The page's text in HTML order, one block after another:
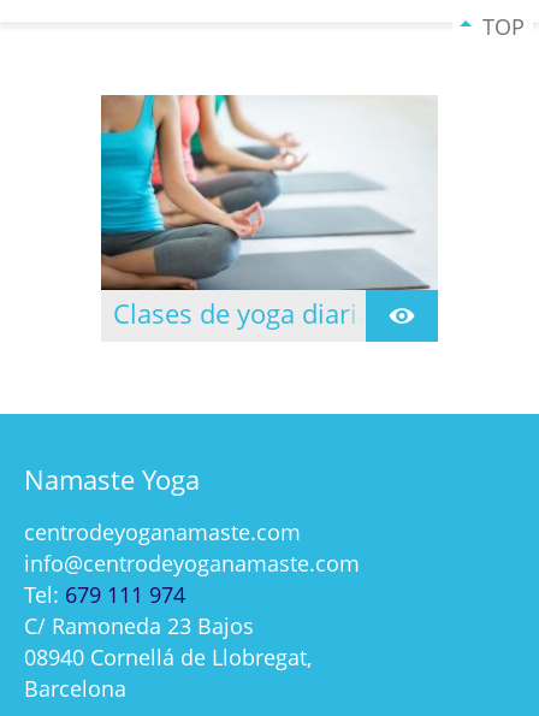
TOP
Clases de yoga diarias
Namaste Yoga
centrodeyoganamaste.com
info@centrodeyoganamaste.com
Tel: 679 111 974
C/ Ramoneda 23 Bajos
08940 Cornellá de Llobregat,
Barcelona